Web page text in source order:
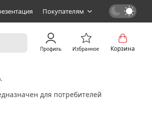
Покупателям
Профиль Избранное Корзина
для потребителей